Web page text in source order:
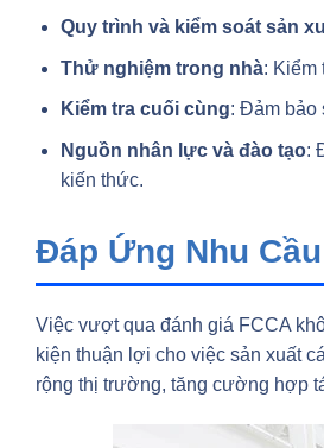
Quy trình và kiểm soát sản
Thử nghiệm trong nhà: Kiểm
Kiểm tra cuối cùng: Đảm bảo
Nguồn nhân lực và đào tạo:
kiến thức.
Đáp Ứng Nhu
Việc vượt qua đánh giá FCCA
kiện thuận lợi cho việc sản xuất
rộng thị trường, tăng cường hợp